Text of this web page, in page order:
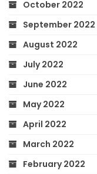
October 2022
September 2022
August 2022
July 2022
June 2022
May 2022
April 2022
March 2022
February 2022